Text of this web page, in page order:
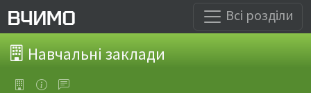
Всі розділи
Навчальні заклади